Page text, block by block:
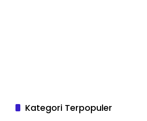
Kategori Terpopuler